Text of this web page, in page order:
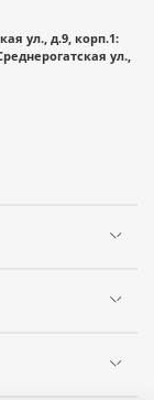
и
ул., д.9, корп.1:
ул.,